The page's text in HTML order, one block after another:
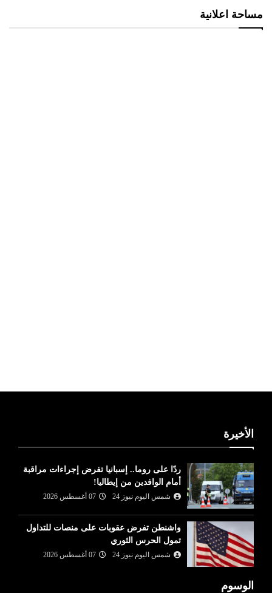
مساحة اعلانية
الأخيرة
ردًا على روما.. إسبانيا تفرض إجراءات مراقبة
أمام الوافدين من إيطاليا!
شمس اليوم نيوز 24 07 أغسطس 2026
واشنطن تفرض عقوبات على منصات للتداول
تمول الحرس الثوري
شمس اليوم نيوز 24 07 أغسطس 2026
الوسوم